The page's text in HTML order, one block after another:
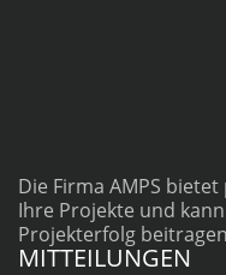
Die Firma AMPS
Ihre Projekte und
Projekterfolg
MITTEILUNGEN